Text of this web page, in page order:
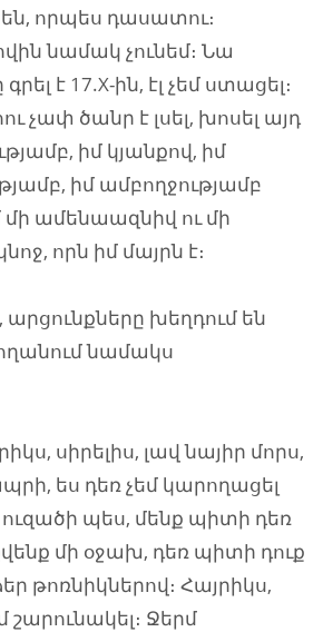
որպես դասատու։
նամակ չունեմ։ Նա
է 17.X-ին, էլ չեմ ստացել։
չափ ծանր է լսել, խոսել այդ
իմ կյանքով, իմ
իմ ամբողջությամբ
ամենաազնիվ ու մի
որն իմ մայրն է։
արցունքները խեղդում են
նամակս
սիրելիս, լավ նայիր մորս,
ես դեռ չեմ կարողացել
պես, մենք պիտի դեռ
մի օջախ, դեռ պիտի դուք
թոռնիկներով։ Հայրիկս,
շարունակել։ Ջերմ